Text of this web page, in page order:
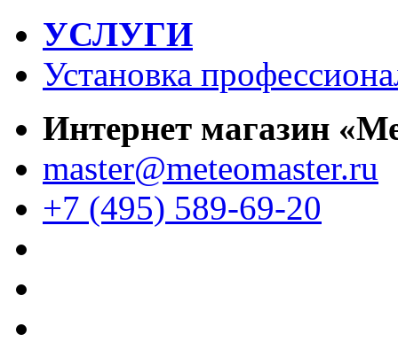
УСЛУГИ
Установка
Интернет магазин
master@meteomaster.ru
+7 (495) 589-69-20